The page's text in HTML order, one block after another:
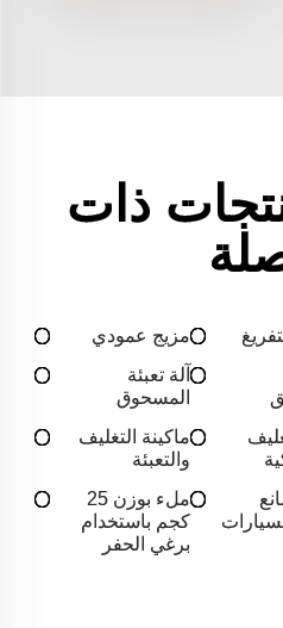
ذات
مزيج عمودي
آلة تعبئة
المسحوق
ماكينة التغليف
والتعبئة
ملء بوزن 25
كجم باستخدام
برغي الحفر